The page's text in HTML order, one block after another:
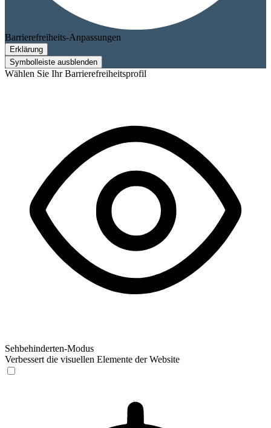
Barrierefreiheits-Anpassungen
Erklärung
Symbolleiste ausblenden
Wählen Sie Ihr Barrierefreiheitsprofil
Sehbehinderten-Modus
Verbessert die visuellen Elemente der Website